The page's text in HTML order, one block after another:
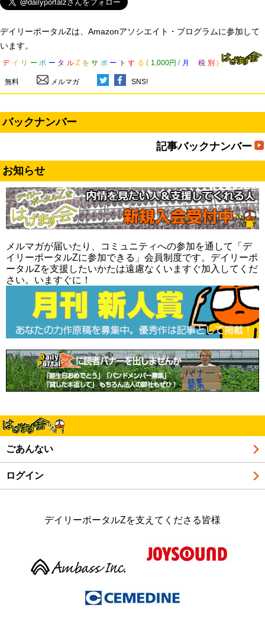
デイリーポータルZは、Amazonアソシエイト・プログラムに参加して
います。
デ イ リ ー ポ ー タ ル Z を サ ポ ー ト す る ( 1,000円 / 月 税 別 )
無料 メルマガ SNS!
バックナンバー
記事バックナンバー
お知らせ
メルマガが届いたり、コミュニティへの参加を通して「デ
イリーポータルZに参加できる」会員制度です。デイリーポ
ータルZを支援したいかたは遠慮なくいますぐ加入してくだ
さい。いますぐに！
ごあんない
ログイン
デイリーポータルZを支えてくださる皆様